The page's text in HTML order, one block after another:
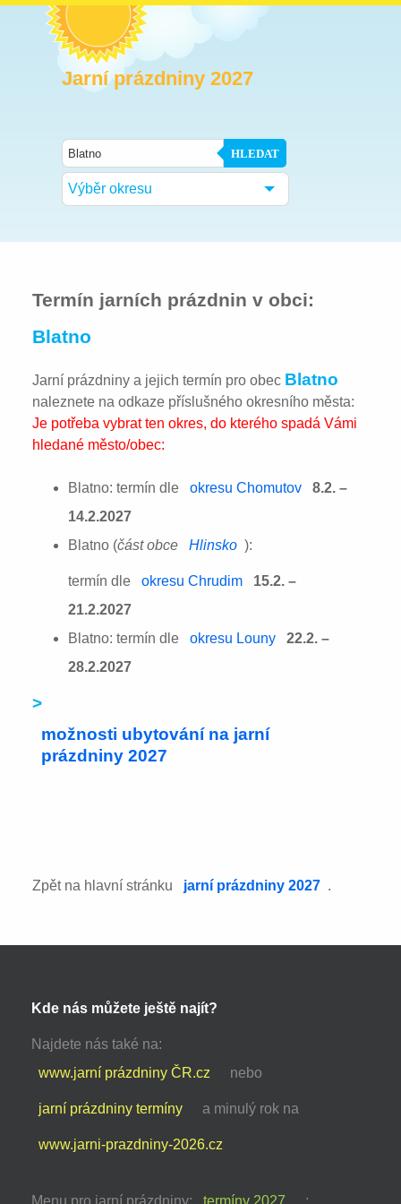
Jarní prázdniny 2027
HLEDAT
Výběr okresu
Termín jarních prázdnin v obci:
Blatno
Jarní prázdniny a jejich termín pro obec Blatno
naleznete na odkaze příslušného okresního města:
Je potřeba vybrat ten okres, do kterého spadá Vámi
hledané město/obec:
Blatno: termín dle okresu Chomutov
8.2. –
14.2.2027
Blatno (část obce Hlinsko ):
termín dle okresu Chrudim
15.2. –
21.2.2027
Blatno: termín dle
okresu Louny
22.2. –
28.2.2027
>
možnosti ubytování na jarní
prázdniny 2027
Zpět na hlavní stránku jarní prázdniny 2027 .
Kde nás můžete ještě najít?
Najdete nás také na:
www.jarní prázdniny ČR.cz
nebo
jarní prázdniny termíny a minulý rok na
www.jarni-prazdniny-2026.cz